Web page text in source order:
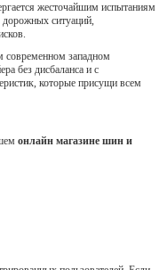
жесточайшим испытаниям
ситуаций,
современном западном
без дисбаланса и с
которые присущи всем
онлайн магазине шин и